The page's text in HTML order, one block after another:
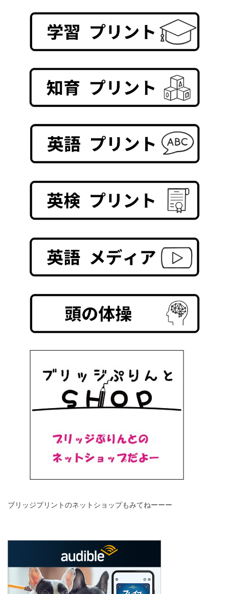
ブリッジプリントのネットショップもみてねーーー